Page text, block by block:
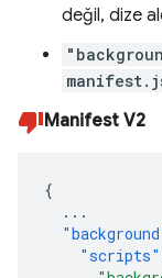
değil, dize
Manifest V2
{
...
"scripts"